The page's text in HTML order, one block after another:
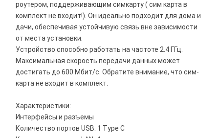
роутером, поддерживающим симкарту ( сим карта в
комплект не входит!). Он идеально подходит для дома и
дачи, обеспечивая устойчивую связь вне зависимости
от места установки.
Устройство способно работать на частоте 2.4 ГГц.
Максимальная скорость передачи данных может
достигать до 600 Мбит/с. Обратите внимание, что сим-
карта не входит в комплект.
Характеристики:
Интерфейсы и разъемы
Количество портов USB: 1 Type C